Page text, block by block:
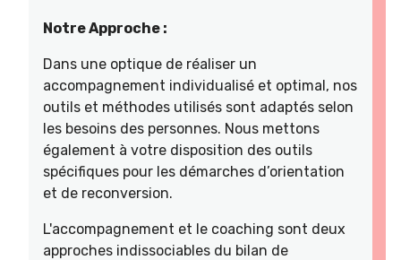
Notre Approche :
Dans une optique de réaliser un
accompagnement individualisé et optimal, nos
outils et méthodes utilisés sont adaptés selon
les besoins des personnes. Nous mettons
également à votre disposition des outils
spécifiques pour les démarches d’orientation
et de reconversion.
L'accompagnement et le coaching sont deux
approches indissociables du bilan de